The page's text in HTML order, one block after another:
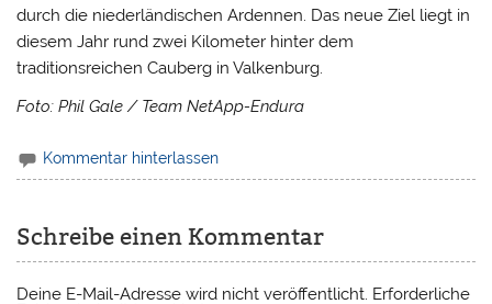
durch die niederländischen Ardennen. Das neue Ziel liegt in
diesem Jahr rund zwei Kilometer hinter dem
traditionsreichen Cauberg in Valkenburg.
Foto: Phil Gale / Team NetApp-Endura
Kommentar hinterlassen
Schreibe einen Kommentar
Deine E-Mail-Adresse wird nicht veröffentlicht. Erforderliche